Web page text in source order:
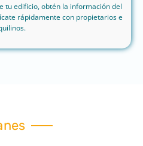
tu edificio, obtén la información del
rápidamente con propietarios e